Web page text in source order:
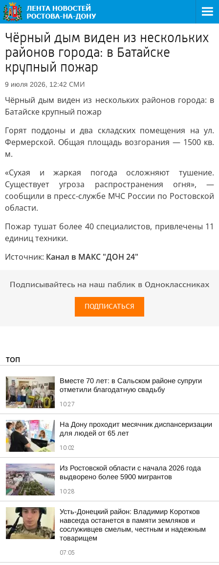
Чёрный дым виден из нескольких
районов города: в Батайске
крупный пожар
9 июля 2026, 12:42 СМИ
Чёрный дым виден из нескольких районов города: в
Батайске крупный пожар
Горят поддоны и два складских помещения на ул.
Фермерской. Общая площадь возгорания — 1500 кв.
м.
«Сухая и жаркая погода осложняют тушение.
Существует угроза распространения огня», —
сообщили в пресс-службе МЧС России по Ростовской
области.
Пожар тушат более 40 специалистов, привлечены 11
единиц техники.
Источник: Канал в МАКС "ДОН 24"
Подписывайтесь на наш паблик в Одноклассниках
ПОДПИСАТЬСЯ
ТОП
Вместе 70 лет: в Сальском районе супруги
отметили благодатную свадьбу
10:27
На Дону проходит месячник диспансеризации
для людей от 65 лет
10:02
Из Ростовской области с начала 2026 года
выдворено более 5900 мигрантов
10:28
Усть-Донецкий район: Владимир Коротков
навсегда останется в памяти земляков и
сослуживцев смелым, честным и надежным
товарищем
07:05